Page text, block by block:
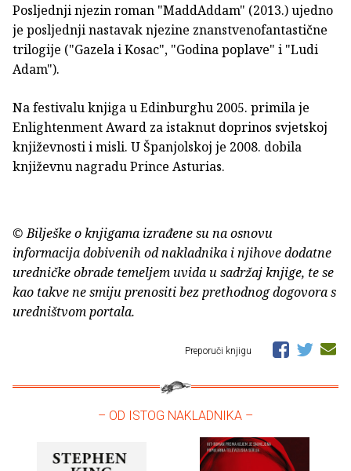
Posljednji njezin roman "MaddAddam" (2013.) ujedno
je posljednji nastavak njezine znanstvenofantastične
trilogije ("Gazela i Kosac", "Godina poplave" i "Ludi
Adam").
Na festivalu knjiga u Edinburghu 2005. primila je
Enlightenment Award za istaknut doprinos svjetskoj
književnosti i misli. U Španjolskoj je 2008. dobila
književnu nagradu Prince Asturias.
© Bilješke o knjigama izrađene su na osnovu
informacija dobivenih od nakladnika i njihove dodatne
uredničke obrade temeljem uvida u sadržaj knjige, te se
kao takve ne smiju prenositi bez prethodnog dogovora s
uredništvom portala.
Preporuči knjigu
– OD ISTOG NAKLADNIKA –